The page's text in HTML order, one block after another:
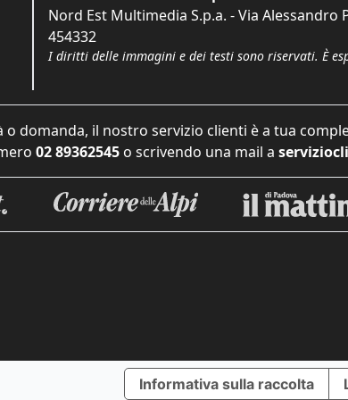
Nord Est Multimedia S.p.a. - Via Alessandro
454332
I diritti delle immagini e dei testi sono riservati. È
o domanda, il nostro servizio clienti è a tua
02 89362545 o scrivendo una mail a
Informativa sulla raccolta